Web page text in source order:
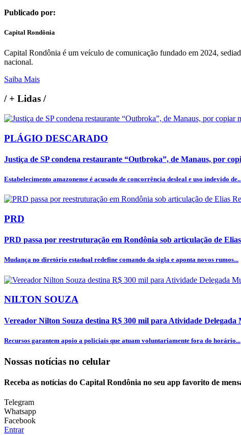
Publicado por:
Capital Rondônia
Capital Rondônia é um veículo de comunicação fundado em 2024,
nacional.
Saiba Mais
/+ Lidas /
PLÁGIO DESCARADO
Justiça de SP condena restaurante “Outbroka”, de Manaus, por
Estabelecimento amazonense é acusado de concorrência desleal e uso indevido
PRD
PRD passa por reestruturação em Rondônia sob articulação de
Mudança no diretório estadual redefine comando da sigla e aponta novos rumos...
NILTON SOUZA
Vereador Nilton Souza destina R$ 300 mil para Atividade Delegada
Recursos garantem apoio a policiais que atuam voluntariamente fora do horário...
Nossas notícias no celular
Receba as notícias do Capital Rondônia no seu app favorito de
Telegram
Whatsapp
Facebook
Entrar